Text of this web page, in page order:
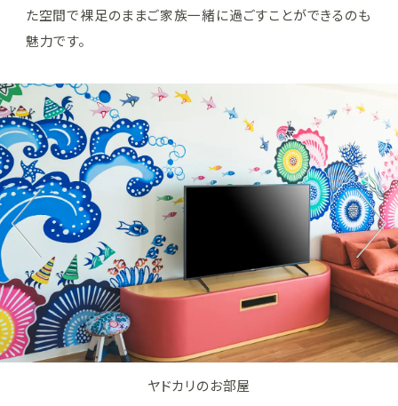
た空間で裸足のままご家族一緒に過ごすことができるのも
魅力です。
ヤドカリのお部屋